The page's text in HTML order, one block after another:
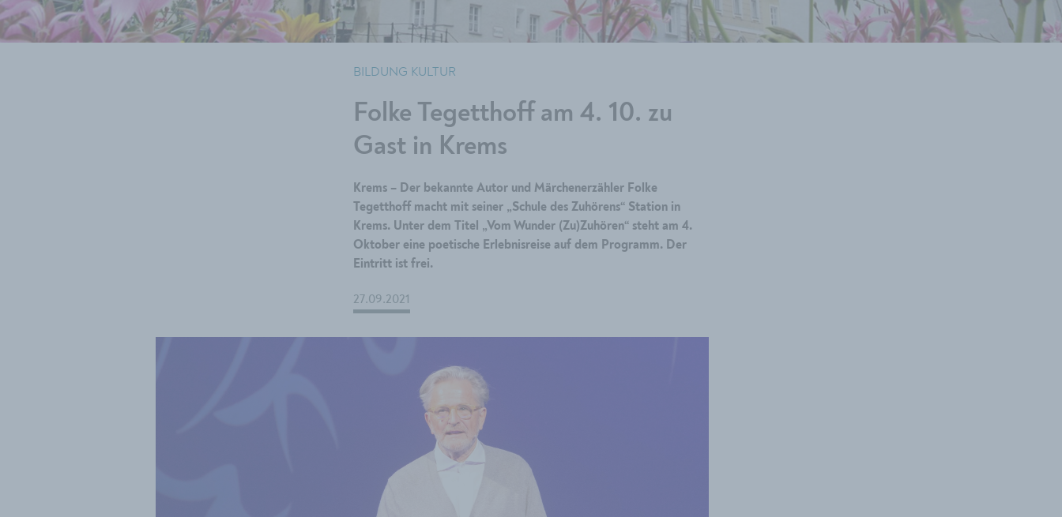
BILDUNG KULTUR
Folke Tegetthoff am 4. 10. zu
Gast in Krems
Krems – Der bekannte Autor und Märchenerzähler Folke
Tegetthoff macht mit seiner „Schule des Zuhörens“ Station in
Krems. Unter dem Titel „Vom Wunder (Zu)Zuhören“ steht am 4.
Oktober eine poetische Erlebnisreise auf dem Programm. Der
Eintritt ist frei.
27.09.2021